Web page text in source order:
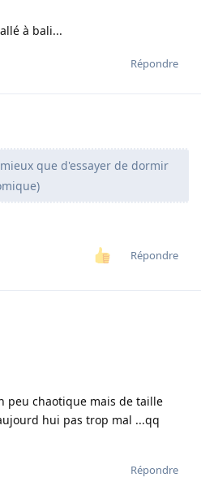
à bali...
Répondre
que d'essayer de dormir
Répondre
peu chaotique mais de taille
hui pas trop mal ...qq
Répondre